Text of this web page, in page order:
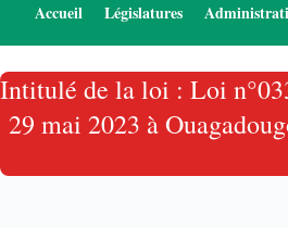
Accueil Législatures
Intitulé de la loi : Loi
29 mai 2023 à